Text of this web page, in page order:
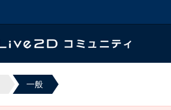
一般